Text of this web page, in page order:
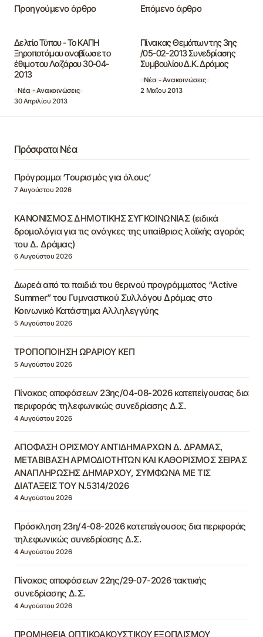
Προηγούμενο άρθρο
Δελτίο Τύπου - Το ΚΑΠΗ
Ξηροποτάμου αναβίωσε το
έθιμο του Λαζάρου 30-04-
2013
Νέα - Ανακοινώσεις
30 Απριλίου 2013
Επόμενο άρθρο
Πίνακας Θεμάτων της 3ης
/05-02-2013 Συνεδρίασης
Συμβουλίου Δ.Κ. Δράμας
Νέα - Ανακοινώσεις
2 Μαΐου 2013
Πρόσφατα Νέα
Πρόγραμμα ‘Τουρισμός για όλους’
7 Αυγούστου 2026
ΚΑΝΟΝΙΣΜΟΣ ΔΗΜΟΤΙΚΗΣ ΣΥΓΚΟΙΝΩΝΙΑΣ (ειδικά
δρομολόγια για τις ανάγκες της υπαίθριας λαϊκής αγοράς
του Δ. Δράμας)
6 Αυγούστου 2026
Δωρεά από τα παιδιά του θερινού προγράμματος “Active
Summer” του Γυμναστικού Συλλόγου Δράμας στο
Κοινωνικό Κατάστημα Αλληλεγγύης
5 Αυγούστου 2026
ΤΡΟΠΟΠΟΙΗΣΗ ΩΡΑΡΙΟΥ ΚΕΠ
5 Αυγούστου 2026
Πίνακας αποφάσεων 23ης/04-08-2026 κατεπείγουσας δια
περιφοράς τηλεφωνικώς συνεδρίασης Δ.Σ.
4 Αυγούστου 2026
ΑΠΟΦΑΣΗ ΟΡΙΣΜΟΥ ΑΝΤΙΔΗΜΑΡΧΩΝ Δ. ΔΡΑΜΑΣ,
ΜΕΤΑΒΙΒΑΣΗ ΑΡΜΟΔΙΟΤΗΤΩΝ ΚΑΙ ΚΑΘΟΡΙΣΜΟΣ ΣΕΙΡΑΣ
ΑΝΑΠΛΗΡΩΣΗΣ ΔΗΜΑΡΧΟΥ, ΣΥΜΦΩΝΑ ΜΕ ΤΙΣ
ΔΙΑΤΑΞΕΙΣ ΤΟΥ Ν.5314/2026
4 Αυγούστου 2026
Πρόσκληση 23η/4-08-2026 κατεπείγουσας δια περιφοράς
τηλεφωνικώς συνεδρίασης Δ.Σ.
4 Αυγούστου 2026
Πίνακας αποφάσεων 22ης/29-07-2026 τακτικής
συνεδρίασης Δ.Σ.
4 Αυγούστου 2026
ΠΡΟΜΗΘΕΙΑ ΟΠΤΙΚΟΑΚΟΥΣΤΙΚΟΥ ΕΞΟΠΛΙΣΜΟΥ